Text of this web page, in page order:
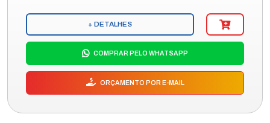
+ DETALHES
COMPRAR PELO WHATSAPP
ORÇAMENTO POR E-MAIL